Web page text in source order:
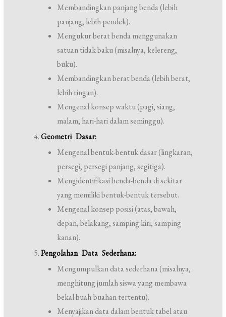
Membandingkan panjang benda (lebih
panjang, lebih pendek).
Mengukur berat benda menggunakan
satuan tidak baku (misalnya, kelereng,
buku).
Membandingkan berat benda (lebih berat,
lebih ringan).
Mengenal konsep waktu (pagi, siang,
malam; hari-hari dalam seminggu).
Geometri Dasar:
Mengenal bentuk-bentuk dasar (lingkaran,
persegi, persegi panjang, segitiga).
Mengidentifikasi benda-benda di sekitar
yang memiliki bentuk-bentuk tersebut.
Mengenal konsep posisi (atas, bawah,
depan, belakang, samping kiri, samping
kanan).
Pengolahan Data Sederhana:
Mengumpulkan data sederhana (misalnya,
menghitung jumlah siswa yang membawa
bekal buah-buahan tertentu).
Menyajikan data dalam bentuk tabel atau